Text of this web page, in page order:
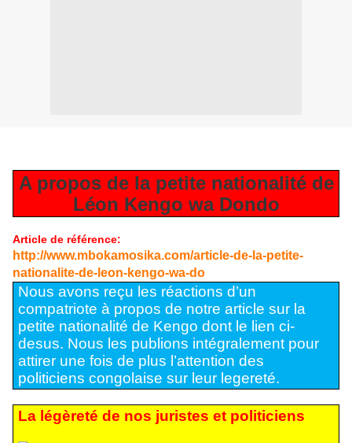
A propos de la petite nationalité de
Léon Kengo wa Dondo
Article de référence:
http://www.mbokamosika.com/article-de-la-petite-
nationalite-de-leon-kengo-wa-do
Nous avons reçu les réactions d’un
compatriote à propos de notre article sur la
petite nationalité de Kengo dont le lien ci-
desus. Nous les publions intégralement pour
attirer une fois de plus l’attention des
politiciens congolaise sur leur legereté.
La légèreté de nos juristes et politiciens